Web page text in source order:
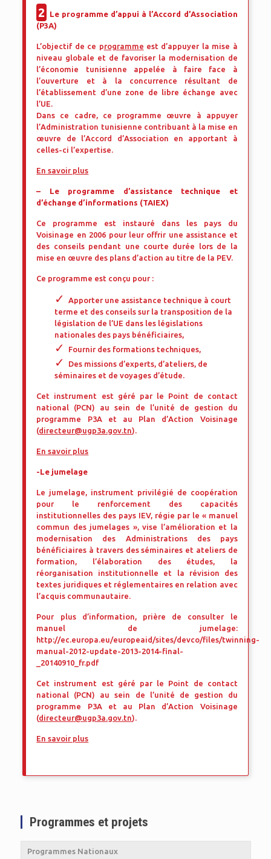
2
Le programme d’appui à l’Accord d’Association
(P3A)
L’objectif de ce programme est d’appuyer la mise à
niveau globale et de favoriser la modernisation de
l’économie tunisienne appelée à faire face à
l’ouverture et à la concurrence résultant de
l’établissement d’une zone de libre échange avec
l’UE.
Dans ce cadre, ce programme œuvre à appuyer
l’Administration tunisienne contribuant à la mise en
œuvre de l’Accord d’Association en apportant à
celles-ci l’expertise.
En savoir plus
– Le programme d’assistance technique et
d’échange d’informations (TAIEX)
Ce programme est instauré dans les pays du
Voisinage en 2006 pour leur offrir une assistance et
des conseils pendant une courte durée lors de la
mise en œuvre des plans d’action au titre de la PEV.
Ce programme est conçu pour :
Apporter une assistance technique à court
terme et des conseils sur la transposition de la
législation de l’UE dans les législations
nationales des pays bénéficiaires,
Fournir des formations techniques,
Des missions d’experts, d’ateliers, de
séminaires et de voyages d’étude.
Cet instrument est géré par le Point de contact
national (PCN) au sein de l’unité de gestion du
programme P3A et au Plan d’Action Voisinage
(directeur@ugp3a.gov.tn).
En savoir plus
-Le jumelage
Le jumelage, instrument privilégié de coopération
pour le renforcement des capacités
institutionnelles des pays IEV, régie par le « manuel
commun des jumelages », vise l’amélioration et la
modernisation des Administrations des pays
bénéficiaires à travers des séminaires et ateliers de
formation, l’élaboration des études, la
réorganisation institutionnelle et la révision des
textes juridiques et réglementaires en relation avec
l’acquis communautaire.
Pour plus d’information, prière de consulter le
manuel de jumelage:
http://ec.europa.eu/europeaid/sites/devco/files/twinning-
manual-2012-update-2013-2014-final-
_20140910_fr.pdf
Cet instrument est géré par le Point de contact
national (PCN) au sein de l’unité de gestion du
programme P3A et au Plan d’Action Voisinage
(directeur@ugp3a.gov.tn).
En savoir plus
Programmes et projets
Programmes Nationaux